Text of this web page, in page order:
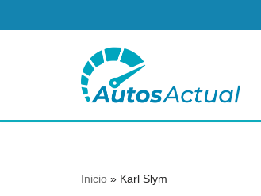
contenido
Inicio » Karl Slym